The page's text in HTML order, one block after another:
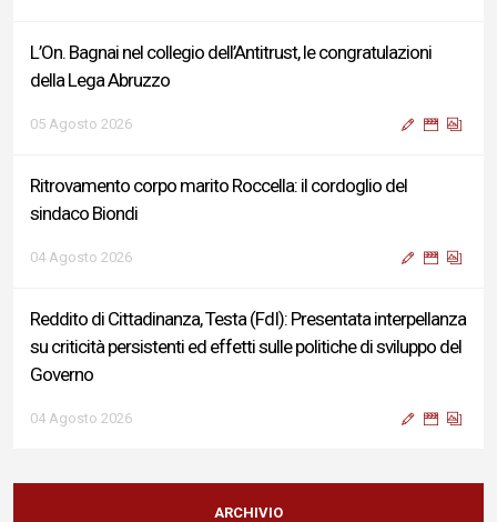
L’On. Bagnai nel collegio dell’Antitrust, le congratulazioni
della Lega Abruzzo
05 Agosto 2026
Ritrovamento corpo marito Roccella: il cordoglio del
sindaco Biondi
04 Agosto 2026
Reddito di Cittadinanza, Testa (FdI): Presentata interpellanza
su criticità persistenti ed effetti sulle politiche di sviluppo del
Governo
04 Agosto 2026
Sigismondi, Liris e Testa: “Profondo cordoglio e vicinanza al
Ministro Roccella e alla sua famiglia”
ARCHIVIO